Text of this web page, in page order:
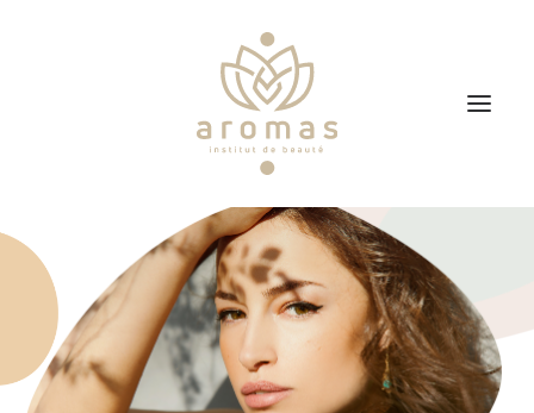
Soins
Je veux faire un bon cadeau
Plan d’accès
Prendre RDV